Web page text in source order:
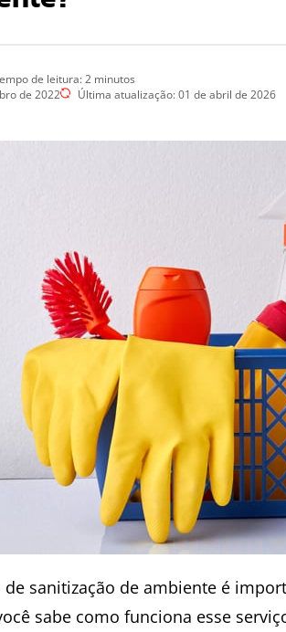
de leitura:2 minutos
de 2022
Última atualização: 01 de abril de 2026
de sanitização de ambiente é
sabe como funciona esse
Dedetização
Controle de Pragas